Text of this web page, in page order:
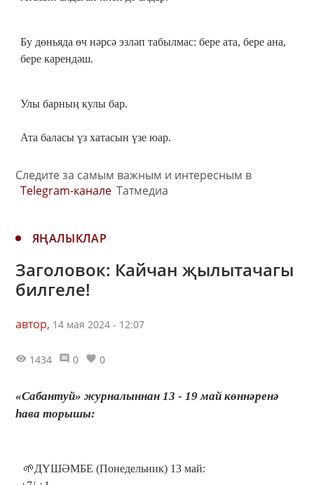
Бу дөньяда өч нәрсә эзләп табылмас: бере ата, бере ана,
бере карендәш.
Улы барның кулы бар.
Ата баласы үз хатасын үзе юар.
Следите за самым важным и интересным в
Telegram-канале Татмедиа
ЯҢАЛЫКЛАР
Заголовок: Кайчан җылытачагы
билгеле!
автор, 14 мая 2024 - 12:07
1434 0 0
«Сабантуй» журналыннан 13 - 19 май көннәренә
һава торышы:
🌱ДҮШӘМБЕ (Понедельник) 13 май: